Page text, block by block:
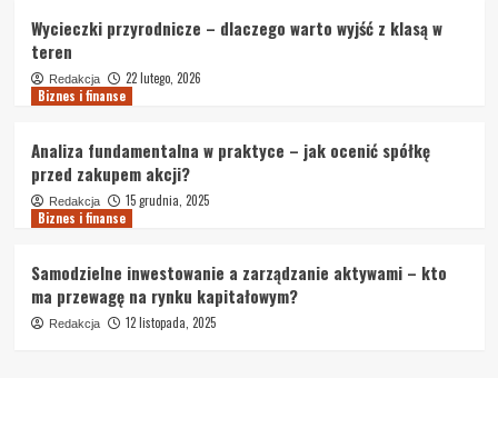
Wycieczki przyrodnicze – dlaczego warto wyjść z klasą w
teren
Redakcja
22 lutego, 2026
Biznes i finanse
Analiza fundamentalna w praktyce – jak ocenić spółkę
przed zakupem akcji?
Redakcja
15 grudnia, 2025
Biznes i finanse
Samodzielne inwestowanie a zarządzanie aktywami – kto
ma przewagę na rynku kapitałowym?
Redakcja 12 listopada, 2025